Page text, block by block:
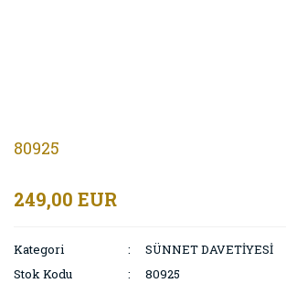
80925
249,00 EUR
Kategori
SÜNNET DAVETİYESİ
Stok Kodu
80925